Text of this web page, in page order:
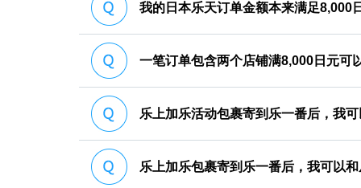
我的日本乐天订单金额本来满足8,000
一笔订单包含两个店铺满8,000日元可
乐上加乐活动包裹寄到乐一番后，我
乐上加乐包裹寄到乐一番后，我可以